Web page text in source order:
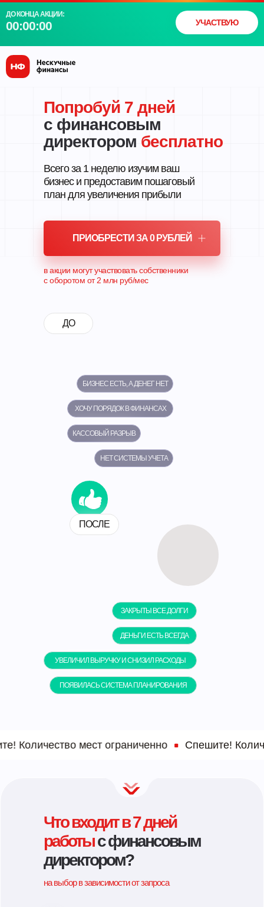
УЧАСТВУЮ
ДО КОНЦА АКЦИИ:
00:00:00
Попробуй 7 дней
с финансовым
директором бесплатно
Всего за 1 неделю изучим ваш
бизнес и предоставим пошаговый
план для увеличения прибыли
ПРИОБРЕСТИ ЗА 0 РУБЛЕЙ
в акции могут участвовать собственники
с оборотом от 2 млн руб/мес
БИЗНЕС ЕСТЬ, А ДЕНЕГ НЕТ
ХОЧУ ПОРЯДОК В ФИНАНСАХ
КАССОВЫЙ РАЗРЫВ
НЕТ СИСТЕМЫ УЧЕТА
ЗАКРЫТЫ ВСЕ ДОЛГИ
ДЕНЬГИ ЕСТЬ ВСЕГДА
УВЕЛИЧИЛ ВЫРУЧКУ И СНИЗИЛ РАСХОДЫ
ПОЯВИЛАСЬ СИСТЕМА ПЛАНИРОВАНИЯ
ДО
ПОСЛЕ
Количество мест ограниченно Спешите!
Что входит в 7 дней
работыс финансовым
директором?
на выбор в зависимости от запроса